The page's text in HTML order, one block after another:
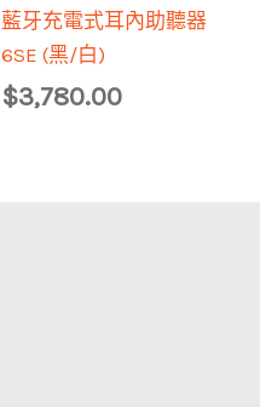
藍牙充電式耳內助聽器
6SE (黑/白)
$3,780.00